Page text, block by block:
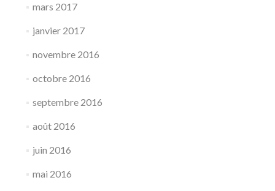
mars 2017
janvier 2017
novembre 2016
octobre 2016
septembre 2016
août 2016
juin 2016
mai 2016